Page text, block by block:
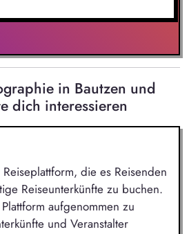
in Bautzen und
dich interessieren
die es Reisenden
Reiseunterkünfte zu buchen.
aufgenommen zu
und Veranstalter